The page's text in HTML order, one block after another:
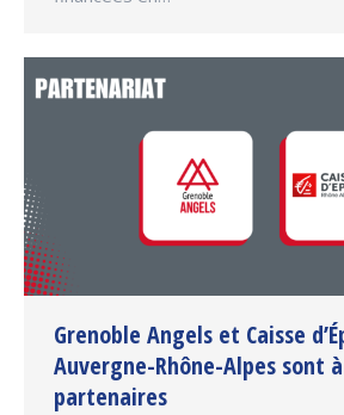
Grenoble Angels et Caisse
Auvergne-Rhône-Alpes sont
partenaires